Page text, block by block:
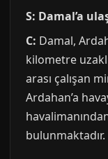
S: Damal’a
C: Damal,
kilometre
arası çalışan
Ardahan’a
bulunmaktadır.